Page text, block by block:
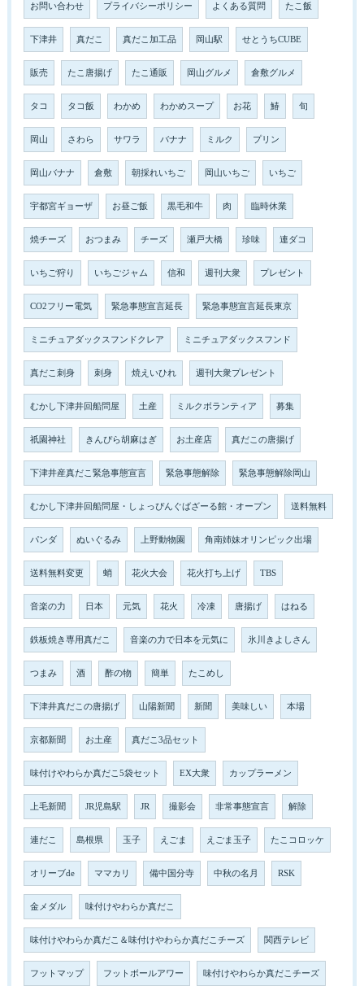
お問い合わせ プライバシーポリシー よくある質問 たこ飯
下津井 真だこ 真だこ加工品 岡山駅 せとうちCUBE
販売 たこ唐揚げ たこ通販 岡山グルメ 倉敷グルメ
タコ タコ飯 わかめ わかめスープ お花 鰆 旬
岡山 さわら サワラ バナナ ミルク プリン
岡山バナナ 倉敷 朝採れいちご 岡山いちご いちご
宇都宮ギョーザ お昼ご飯 黒毛和牛 肉 臨時休業
焼チーズ おつまみ チーズ 瀬戸大橋 珍味 連ダコ
いちご狩り いちごジャム 信和 週刊大衆 プレゼント
CO2フリー電気 緊急事態宣言延長 緊急事態宣言延長東京
ミニチュアダックスフンドクレア ミニチュアダックスフンド
真だこ刺身 刺身 焼えいひれ 週刊大衆プレゼント
むかし下津井回船問屋 土産 ミルクボランティア 募集
祇園神社 きんぴら胡麻はぎ お土産店 真だこの唐揚げ
下津井産真だこ緊急事態宣言 緊急事態解除 緊急事態解除岡山
むかし下津井回船問屋・しょっぴんぐばざーる館・オープン 送料無料
パンダ ぬいぐるみ 上野動物園 角南姉妹オリンピック出場
送料無料変更 蛸 花火大会 花火打ち上げ TBS
音楽の力 日本 元気 花火 冷凍 唐揚げ はねる
鉄板焼き専用真だこ 音楽の力で日本を元気に 氷川きよしさん
つまみ 酒 酢の物 簡単 たこめし
下津井真だこの唐揚げ 山陽新聞 新聞 美味しい 本場
京都新聞 お土産 真だこ3品セット
味付けやわらか真だこ5袋セット EX大衆 カップラーメン
上毛新聞 JR児島駅 JR 撮影会 非常事態宣言 解除
連だこ 島根県 玉子 えごま えごま玉子 たこコロッケ
オリーブde ママカリ 備中国分寺 中秋の名月 RSK
金メダル 味付けやわらか真だこ
味付けやわらか真だこ＆味付けやわらか真だこチーズ 関西テレビ
フットマップ フットボールアワー 味付けやわらか真だこチーズ